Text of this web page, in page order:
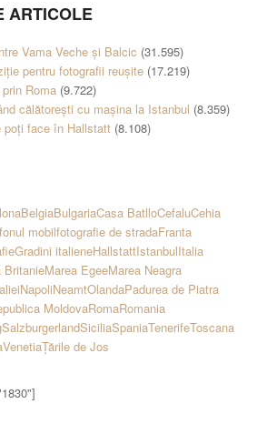
ARTICOLE
Vama Veche și Balcic (31.595)
pentru fotografii reușite (17.219)
Roma (9.722)
călătorești cu mașina la Istanbul (8.359)
poți face în Hallstatt (8.108)
BelgiaBulgariaCasa BatlloCefaluCehia
mobilfotografie de stradaFranta
Gradini italieneHallstattIstanbulItalia
BritanieMarea EgeeMarea Neagra
NapoliNeamtOlandaPadurea de Piatra
MoldovaRomaRomania
SalzburgerlandSiciliaSpaniaTenerifeToscana
VenetiaȚările de Jos